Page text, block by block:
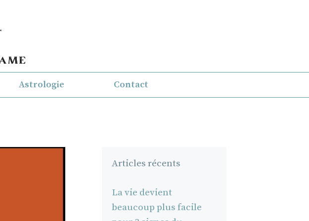
Astrologie Contact
Articles récents
La vie devient
beaucoup plus facile